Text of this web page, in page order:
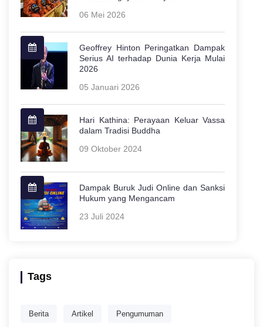
06 Mei 2026
Geoffrey Hinton Peringatkan Dampak
Serius AI terhadap Dunia Kerja Mulai
2026
05 Januari 2026
Hari Kathina: Perayaan Keluar Vassa
dalam Tradisi Buddha
09 Oktober 2024
Dampak Buruk Judi Online dan Sanksi
Hukum yang Mengancam
23 Juli 2024
Tags
Berita Artikel Pengumuman